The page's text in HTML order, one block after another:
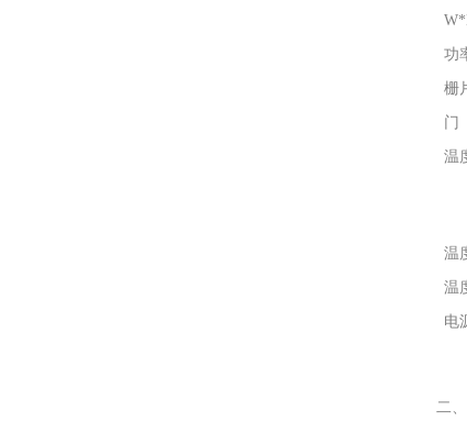
功
栅
门
温
温
温
电
二、